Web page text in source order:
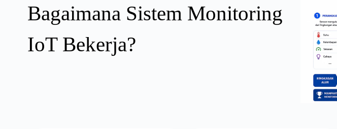
Bagaimana Sistem Monitoring
IoT Bekerja?